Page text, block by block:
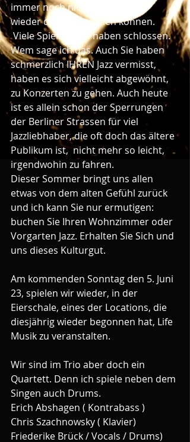
immer noch nicht so, dass wir
wieder dauernd spielen können.
Viele Spielstätten haben schlossen.
Wem sage ich das. Auch Sie haben
schmerzlich IHREN Jazz vermisst,
haben es sich vielleicht abgewöhnt,
zu Konzerten zu gehen. Auch heute
ist es allein schon der Sperrungen
der Berliner Strassen für viel
Jazzliebhaber, die oft doch das ältere
Publikum ist,  nicht mehr so leicht,
irgendwohin zu fahren.
Dieser Sommer bringt uns allen
etwas von dem alten Gefühl zurück
und ich kann Sie nur ermutigen:
buchen Sie Ihren Wohnzimmer oder
Vorgarten Jazz. Erhalten Sie Sich und
uns dieses Kulturgut.
Am kommenden Sonntag den 5. Juni
23, spielen wir wieder, in der
Eierschale, eines der Locations, die
diesjährig wieder begonnen hat, Life
Musik zu veranstalten.
Wir sind im Trio aber doch ein
Quartett. Denn ich spiele neben dem
Singen auch Drums.
Erich Abshagen ( Kontrabass )
Chris Szachnowsky ( Klavier)
Friederike Brück / Vocals / Drums)